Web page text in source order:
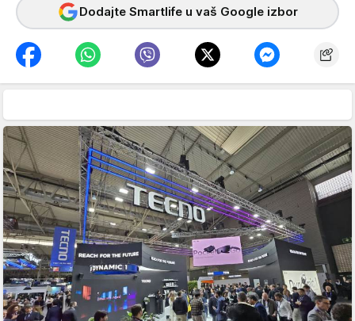
Dodajte Smartlife u vaš Google izbor